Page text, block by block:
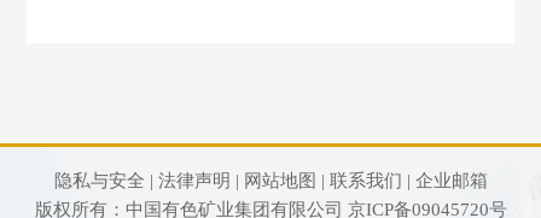
隐私与安全 | 法律声明 | 网站地图 | 联系我们 | 企业邮箱
版权所有：中国有色矿业集团有限公司 京ICP备09045720号